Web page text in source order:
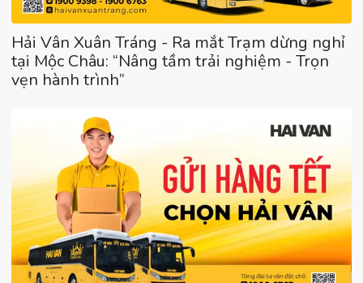
Hải Vân Xuân Tráng - Ra mắt Trạm dừng nghỉ
tại Mộc Châu: “Nâng tầm trải nghiệm - Trọn
vẹn hành trình”